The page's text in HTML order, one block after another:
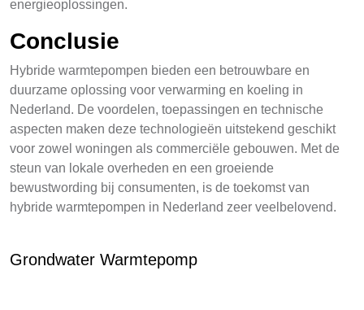
energieoplossingen.
Conclusie
Hybride warmtepompen bieden een betrouwbare en
duurzame oplossing voor verwarming en koeling in
Nederland. De voordelen, toepassingen en technische
aspecten maken deze technologieën uitstekend geschikt
voor zowel woningen als commerciële gebouwen. Met de
steun van lokale overheden en een groeiende
bewustwording bij consumenten, is de toekomst van
hybride warmtepompen in Nederland zeer veelbelovend.
Grondwater Warmtepomp